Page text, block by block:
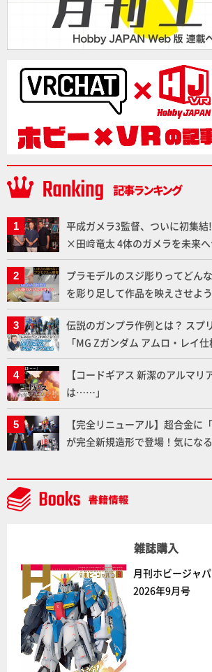
平成ガメラ3監督、ついに初集
×田﨑竜太 4体のガメラを未来
メラ永久保存化プロジェクト
プラモデルのスジ彫りってどん
を彫り足して作品を映えさせよ
いプラモデルの基礎：スジ彫り
伝説のガンプラ作例とは？ スプ
「MG Zガンダム アムロ・レイ
ふたたび塗る!!【試し読み】
【コードギアス 新潔のアルマリ
は……」
【完全リニューアル】超合金に
が完全新規造形で登場！気にな
ト」セット情報もお届け！【超
雑誌購入
月刊ホビージャ
2026年9月号